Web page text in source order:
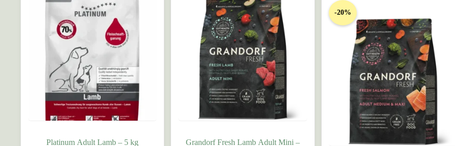
Platinum Adult Lamb – 5 kg
Grandorf Fresh Lamb Adult Mini –
-20%